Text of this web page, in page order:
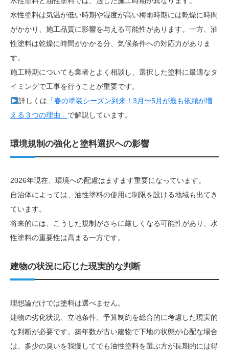
水性塗料は気温が低い時期や湿度が高い梅雨時期には乾燥に時間
がかかり、施工品質に影響を与える可能性があります。一方、油
性塗料は乾燥に時間がかかる分、気候条件への対応力がありま
す。
施工時期についても業者とよく相談し、選択した塗料に最適なタ
イミングで工事を行うことが重要です。
詳しくは 「春の塗装シーズン到来！3月〜5月が最も依頼が増
える３つの理由」 で解説しています。
環境規制の強化と塗料選択への影響
2026年現在、環境への配慮はますます重要になっています。
自治体によっては、油性塗料の使用に制限を設ける地域も出てき
ています。
将来的には、こうした規制がさらに厳しくなる可能性があり、水
性塗料の重要性は高まる一方です。
建物の状況に応じた現実的な判断
理想論だけでは塗料は選べません。
建物の劣化状況、立地条件、予算制約を総合的に考慮した現実的
な判断が必要です。築年数が古い建物で下地の状態が心配な場合
は、多少の臭いを我慢してでも油性塗料を選ぶ方が長期的には得